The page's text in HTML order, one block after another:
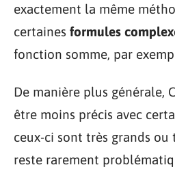
exactement la même
certaines formules
fonction somme, par
De manière plus générale,
être moins précis avec
ceux-ci sont très grands ou
reste rarement